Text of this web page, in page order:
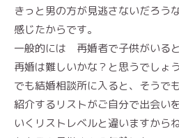
きっと男の方が見逃さないだろう
感じたからです。
一般的には 再婚者で子供がいる
再婚は難しいかな？と思うでしょう
でも結婚相談所に入ると、そうで
紹介するリストがご自分で出会い
いくリストレベルと違いますからね